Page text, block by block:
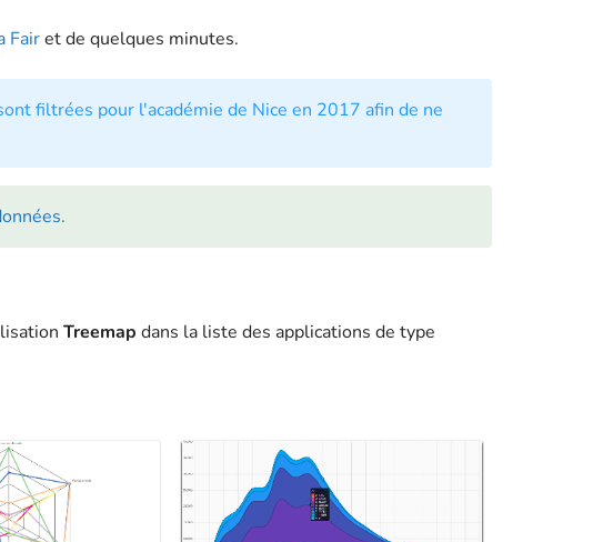
Fairet de quelques minutes.
filtrées pour l'académie de Nice en 2017 afin de ne
.
Treemap dans la liste des applications de type